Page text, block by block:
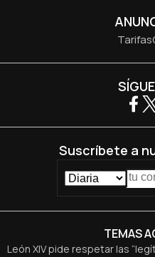
Tarifas
TEMAS
León XIV pide respetar las
Suscríbete a